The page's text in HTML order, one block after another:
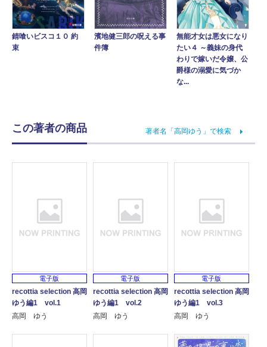
錆喰いビスコ１０ 約
束
濱地健三郎の呪える事
件簿
無能才女は悪女になり
たい４ ～義妹の身代
わりで嫁いだ令嬢、公
爵様の溺愛に気づか
な...
この著者の商品 著者名「高岡ゆう」で検索
電子版
recottia selection 高岡
ゆう編1 vol.1
高岡 ゆう
電子版
recottia selection 高岡
ゆう編1 vol.2
高岡 ゆう
電子版
recottia selection 高岡
ゆう編1 vol.3
高岡 ゆう